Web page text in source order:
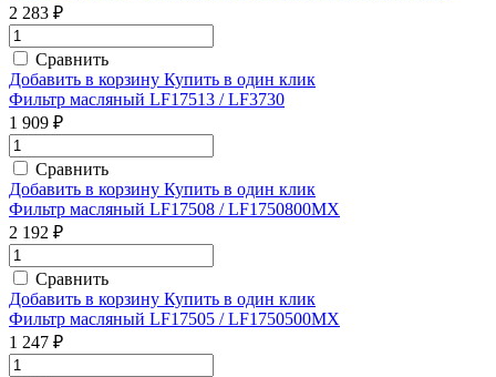
2 283 ₽
Сравнить
Добавить в корзину Купить в один клик
Фильтр масляный LF17513 / LF3730
1 909 ₽
Сравнить
Добавить в корзину Купить в один клик
Фильтр масляный LF17508 / LF1750800MX
2 192 ₽
Сравнить
Добавить в корзину Купить в один клик
Фильтр масляный LF17505 / LF1750500MX
1 247 ₽